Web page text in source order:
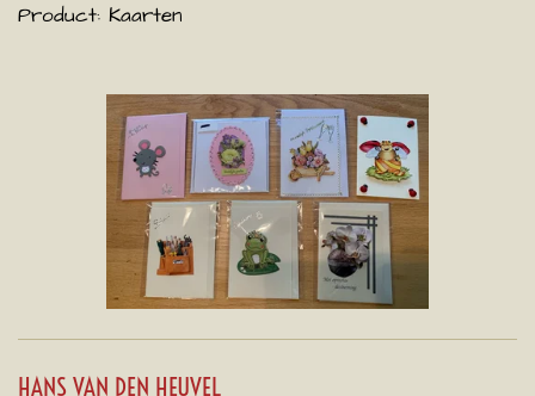
Product: Kaarten
HANS VAN DEN HEUVEL